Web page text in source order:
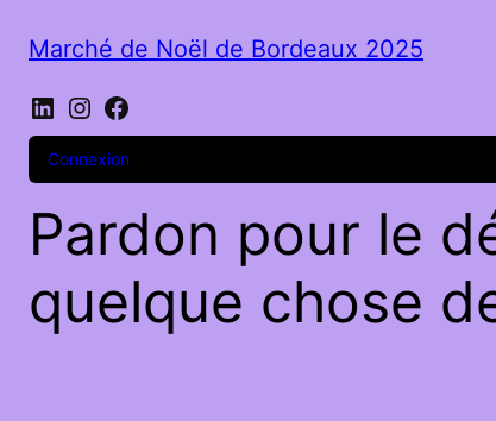
Marché de Noël de Bordeaux 2025
LinkedIn
Instagram
Facebook
Connexion
Pardon pour le
quelque chose